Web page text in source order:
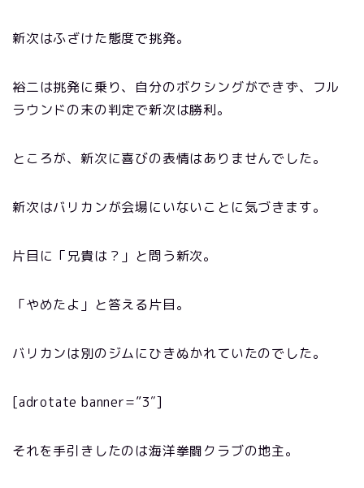
新次はふざけた態度で挑発。
裕二は挑発に乗り、自分のボクシングができず、フル
ラウンドの末の判定で新次は勝利。
ところが、新次に喜びの表情はありませんでした。
新次はバリカンが会場にいないことに気づきます。
片目に「兄貴は？」と問う新次。
「やめたよ」と答える片目。
バリカンは別のジムにひきぬかれていたのでした。
[adrotate banner=”3″]
それを手引きしたのは海洋拳闘クラブの地主。